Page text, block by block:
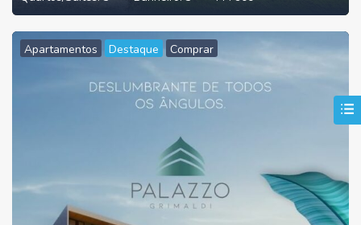
Apartamentos Destaque Comprar